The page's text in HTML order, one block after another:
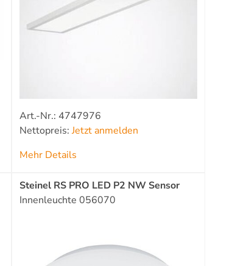
Art.-Nr.: 4747976
Nettopreis:Jetzt anmelden
Mehr Details
Steinel RS PRO LED P2 NW Sensor
Innenleuchte 056070